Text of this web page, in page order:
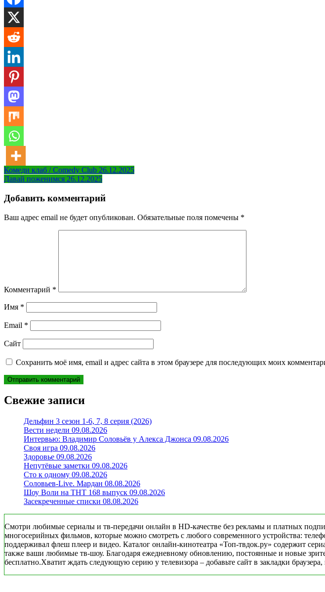
Навигация
по
записям
Комеди клаб / Comedy Club 26.12.2025
Давай поженимся 26.12.2025
Добавить комментарий
Ваш адрес email не будет опубликован. Обязательные поля помечены *
Комментарий *
Имя *
Email *
Сайт
Сохранить моё имя, email и адрес сайта в этом браузере для последующих моих
Свежие записи
Дельфин 3 сезон 1-6, 7, 8 серия (2026)
Вести недели 09.08.2026
Интервью: Владимир Соловьёв у Алекса Джонса 09.08.2026
Своя игра 09.08.2026
Здоровье 09.08.2026
Непутёвые заметки 09.08.2026
Сто к одному 09.08.2026
Соловьев-Live. Мардан 08.08.2026
Шоу Воли на ТНТ 168 выпуск 09.08.2026
Засекреченные списки 08.08.2026
Смотри любимые сериалы и тв-передачи онлайн в HD-качестве без рекламы и платных
многосерийных фильмов, которые можно смотреть с любого современного устройства:
поддерживал флеш плеер и видео. Каталог онлайн-кинотеатра «Топ-твдок.ру» содержит
также ваши любимые тв-шоу. Благодаря ежедневному обновлению, постоянные и новые
бесплатно.Хватит ждать следующую серию у телевизора – добавьте сайт в закладки